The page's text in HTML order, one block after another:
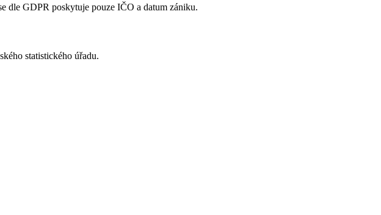
dle GDPR poskytuje pouze IČO a datum zániku.
statistického úřadu.